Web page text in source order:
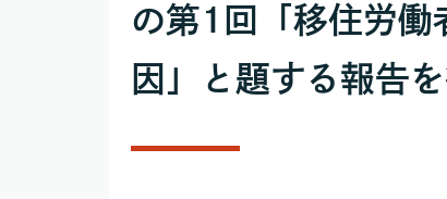
の第1回「移住労働
因」と題する報告